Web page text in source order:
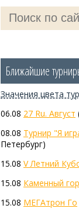
Ближайшие
Значения цветa
06.08 27 Ru. Август
08.08 Турнир "Я
Петербург)
15.08 V Летний
15.08 Каменный
15.08 МЕГАтрон Го